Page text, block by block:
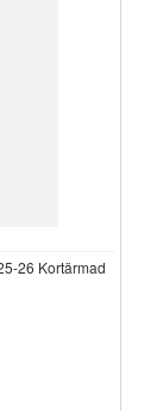
26 Kortärmad